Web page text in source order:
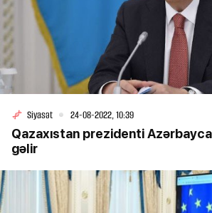
Siyasət 24-08-2022, 10:39
Qazaxıstan prezidenti
gəlir